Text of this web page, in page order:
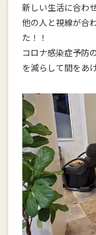
新しい生活に合わ
他の人と視線が合
た！！
コロナ感染症予防
を減らして間をあ